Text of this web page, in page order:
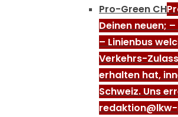
Pro-Green CH
Deinen neuen;
– Linienbus
Verkehrs-
erhalten hat,
Schweiz. Uns